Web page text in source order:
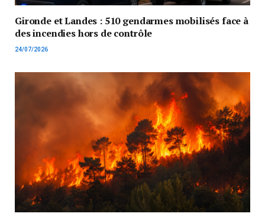
Gironde et Landes : 510 gendarmes mobilisés face à
des incendies hors de contrôle
24/07/2026